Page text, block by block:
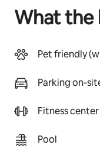
What the
Pet friendly
Parking on-
Fitness center
Pool